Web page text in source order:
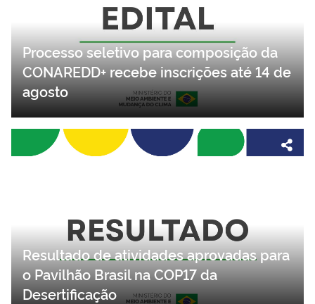
Processo seletivo para composição da
CONAREDD+ recebe inscrições até 14 de
agosto
Resultado de atividades aprovadas para